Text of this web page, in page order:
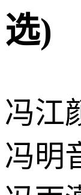
选)
冯江
冯明